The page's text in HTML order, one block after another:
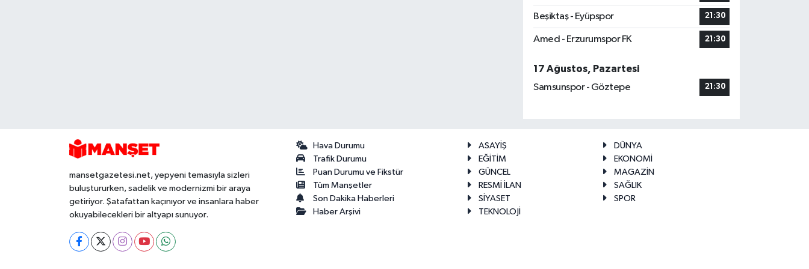
Beşiktaş - Eyüpspor 21:30
Amed - Erzurumspor FK 21:30
17 Ağustos, Pazartesi
Samsunspor - Göztepe
21:30
mansetgazetesi.net, yepyeni temasıyla sizleri
buluştururken, sadelik ve modernizmi bir araya
getiriyor. Şatafattan kaçınıyor ve insanlara haber
okuyabilecekleri bir altyapı sunuyor.
Hava Durumu
Trafik Durumu
Puan Durumu ve Fikstür
Tüm Manşetler
Son Dakika Haberleri
Haber Arşivi
ASAYİŞ
DÜNYA
EĞİTİM
EKONOMİ
GÜNCEL
MAGAZİN
RESMİ İLAN
SAĞLIK
SİYASET
SPOR
TEKNOLOJİ